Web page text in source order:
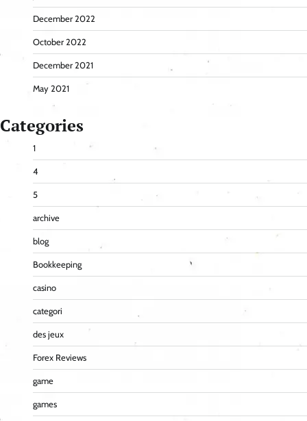
December 2022
October 2022
December 2021
May 2021
Categories
1
4
5
archive
blog
Bookkeeping
casino
categori
des jeux
Forex Reviews
game
games